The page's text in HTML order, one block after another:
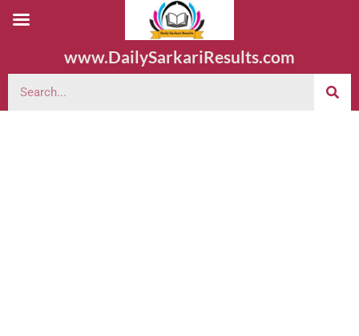
www.DailySarkariResults.com